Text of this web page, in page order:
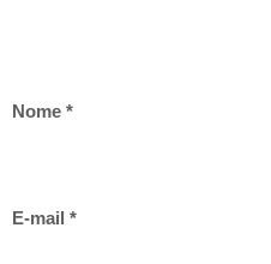
Nome *
E-mail *